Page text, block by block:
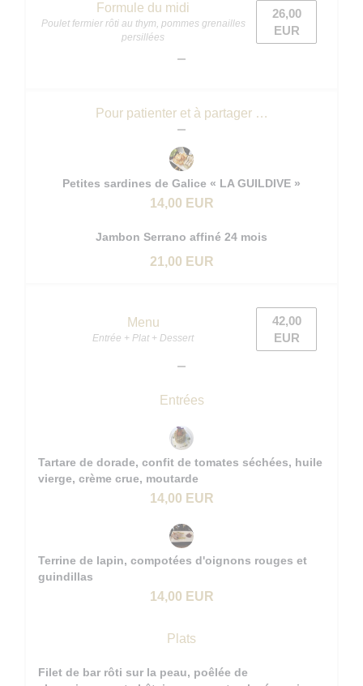
Formule du midi
Poulet fermier rôti au thym, pommes grenailles
persillées
26,00
EUR
Pour patienter et à partager …
Petites sardines de Galice « LA GUILDIVE »
14,00 EUR
Jambon Serrano affiné 24 mois
21,00 EUR
Menu
Entrée + Plat + Dessert
42,00
EUR
Entrées
Tartare de dorade, confit de tomates séchées, huile
vierge, crème crue, moutarde
14,00 EUR
Terrine de lapin, compotées d'oignons rouges et
guindillas
14,00 EUR
Plats
Filet de bar rôti sur la peau, poêlée de